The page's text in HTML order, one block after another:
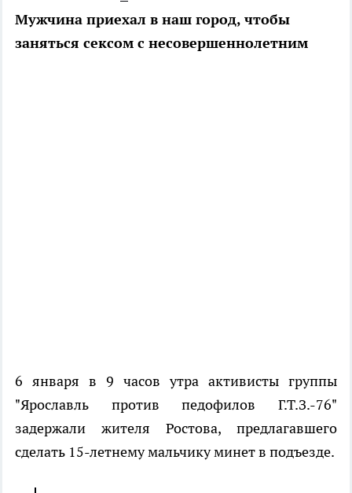
Мужчина приехал в наш город, чтобы
заняться сексом с несовершеннолетним
6 января в 9 часов утра активисты группы
"Ярославль против педофилов Г.Т.З.-76"
задержали жителя Ростова, предлагавшего
сделать 15-летнему мальчику минет в подъезде.